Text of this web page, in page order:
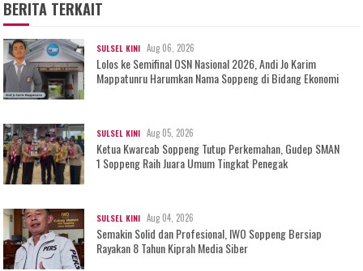
BERITA TERKAIT
SULSEL KINI Aug 06, 2026
Lolos ke Semifinal OSN Nasional 2026, Andi Jo Karim
Mappatunru Harumkan Nama Soppeng di Bidang Ekonomi
SULSEL KINI Aug 05, 2026
Ketua Kwarcab Soppeng Tutup Perkemahan, Gudep SMAN
1 Soppeng Raih Juara Umum Tingkat Penegak
SULSEL KINI Aug 04, 2026
Semakin Solid dan Profesional, IWO Soppeng Bersiap
Rayakan 8 Tahun Kiprah Media Siber